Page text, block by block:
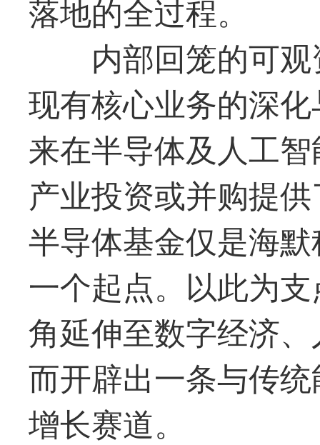
落地的全过程。
内部回笼的可
现有核心业务的深
来在半导体及人工
产业投资或并购提
半导体基金仅是海
一个起点。以此为
角延伸至数字经济
而开辟出一条与传
增长赛道。